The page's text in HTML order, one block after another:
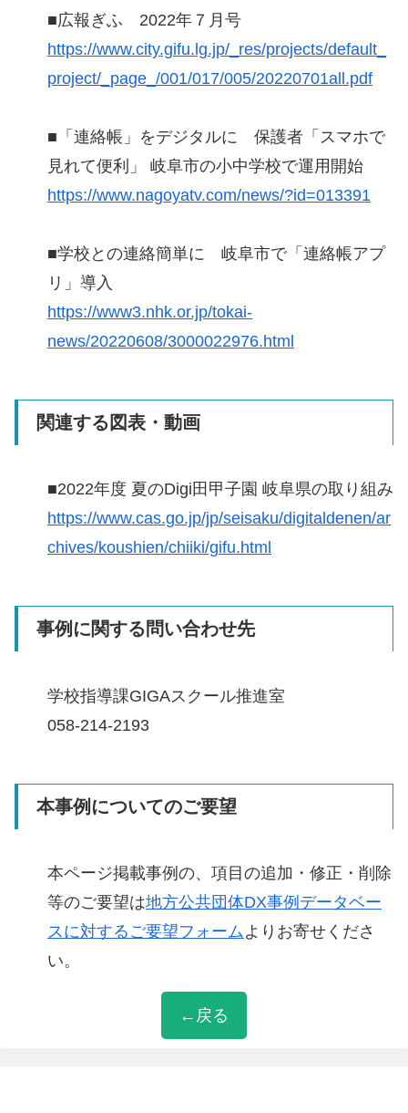
←戻る
■広報ぎふ 2022年７月号
https://www.city.gifu.lg.jp/_res/projects/default_
project/_page_/001/017/005/20220701all.pdf
■「連絡帳」をデジタルに 保護者「スマホで
見れて便利」 岐阜市の小中学校で運用開始
https://www.nagoyatv.com/news/?id=013391
■学校との連絡簡単に 岐阜市で「連絡帳アプ
リ」導入
https://www3.nhk.or.jp/tokai-
news/20220608/3000022976.html
関連する図表・動画
■2022年度 夏のDigi田甲子園 岐阜県の取り組み
https://www.cas.go.jp/jp/seisaku/digitaldenen/ar
chives/koushien/chiiki/gifu.html
事例に関する問い合わせ先
学校指導課GIGAスクール推進室
058-214-2193
本事例についてのご要望
本ページ掲載事例の、項目の追加・修正・削除
等のご要望は地方公共団体DX事例データベー
スに対するご要望フォーム よりお寄せくださ
い。